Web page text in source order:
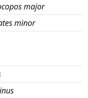
major
minor